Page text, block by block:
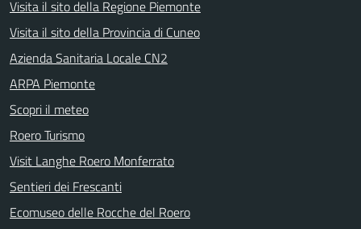
Visita il sito della Regione Piemonte
Visita il sito della Provincia di Cuneo
Azienda Sanitaria Locale CN2
ARPA Piemonte
Scopri il meteo
Roero Turismo
Visit Langhe Roero Monferrato
Sentieri dei Frescanti
Ecomuseo delle Rocche del Roero